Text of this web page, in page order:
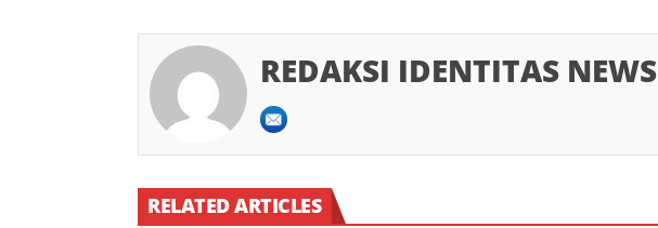
REDAKSI IDENTITAS NEWS
RELATED ARTICLES